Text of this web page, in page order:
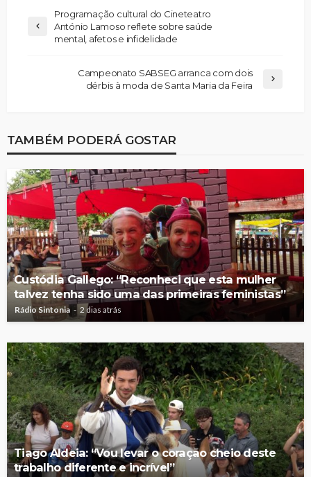
Programação cultural do Cineteatro
António Lamoso reflete sobre saúde
mental, afetos e infidelidade
Campeonato SABSEG arranca com dois
dérbis à moda de Santa Maria da Feira
TAMBÉM PODERÁ GOSTAR
Custódia Gallego: “Reconheci que esta mulher
talvez tenha sido uma das primeiras feministas”
Rádio Sintonia 2 dias atrás
Tiago Aldeia: “Vou levar o coração cheio deste
trabalho diferente e incrível”